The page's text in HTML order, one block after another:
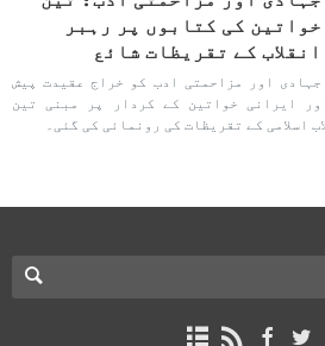
خواتین کی کتابوں پر رہبر
انقلاب کے تقریظات شائع
جہادی اور مزاحمتی ادب کو خراج عقیدت پیش
ایرانی خواتین کے کردار پر مبنی تین
اسلامی کے تقریظات کی رونمائی کی گئی۔